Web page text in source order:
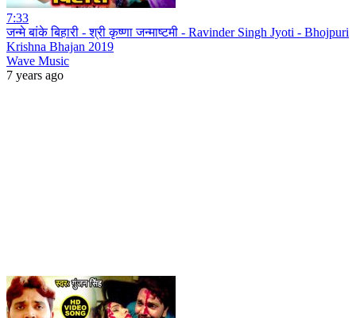
7:33
जन्मे बांके बिहारी - श्री कृष्णा जन्माष्टमी - Ravinder Singh Jyoti - Bhojpuri
Krishna Bhajan 2019
Wave Music
7 years ago